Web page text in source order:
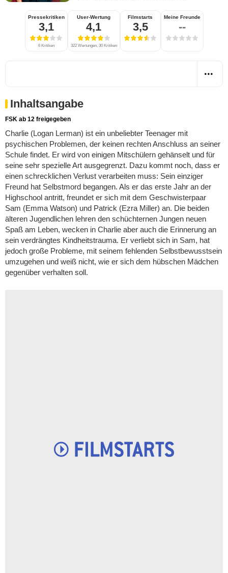
Pressekritiken
3,1
6 Kritiken
User-Wertung
4,1
322 Wertungen, 30 Kritiken
Filmstarts
3,5
Meine Freunde
--
Inhaltsangabe
FSK ab 12 freigegeben
Charlie (Logan Lerman) ist ein unbeliebter Teenager mit
psychischen Problemen, der keinen rechten Anschluss an seiner
Schule findet. Er wird von einigen Mitschülern gehänselt und für
seine sehr spezielle Art ausgegrenzt. Dazu kommt noch, dass er
einen schrecklichen Verlust verarbeiten muss: Sein einziger
Freund hat Selbstmord begangen. Als er das erste Jahr an der
Highschool antritt, freundet er sich mit dem Geschwisterpaar
Sam (Emma Watson) und Patrick (Ezra Miller) an. Die beiden
älteren Jugendlichen lehren den schüchternen Jungen neuen
Spaß am Leben, wecken in Charlie aber auch die Erinnerung an
sein verdrängtes Kindheitstrauma. Er verliebt sich in Sam, hat
jedoch große Probleme, mit seinem fehlenden Selbstbewusstsein
umzugehen und weiß nicht, wie er sich dem hübschen Mädchen
gegenüber verhalten soll.